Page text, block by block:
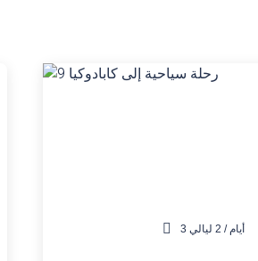
3 أيام / 2 ليالي